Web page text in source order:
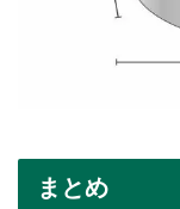
まとめ